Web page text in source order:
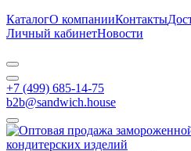
КаталогО компанииКонтакты
Личный кабинетНовости
+7 (499) 685-14-75
b2b@sandwich.house